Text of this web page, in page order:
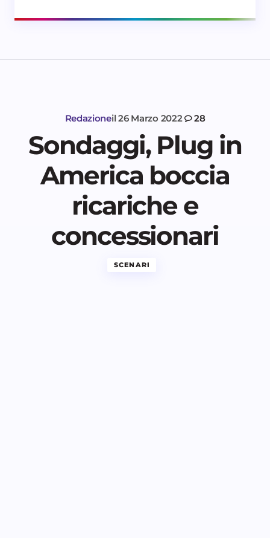
Redazioneil 26 Marzo 2022 28
Sondaggi, Plug in
America boccia
ricariche e
concessionari
SCENARI